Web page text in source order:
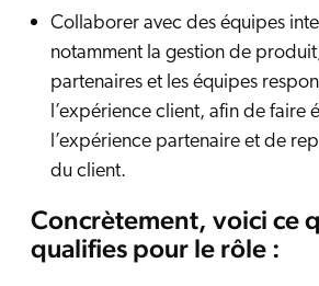
Collaborer avec des équipes
notamment la gestion de
partenaires et les équipes
l’expérience client, afin de faire
l’expérience partenaire et de
du client.
Concrètement, voici ce
qualifies pour le rôle :